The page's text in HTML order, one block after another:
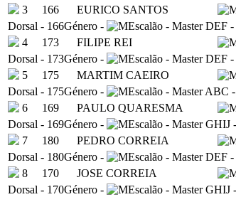
3
166 EURICO SANTOS
Dorsal - 166Género - Escalão - Master DEF
4
173 FILIPE REI
Dorsal - 173Género - Escalão - Master DEF
5
175 MARTIM CAEIRO
Dorsal - 175Género - Escalão - Master ABC
6
169 PAULO QUARESMA
Dorsal - 169Género - Escalão - Master GHIJ
7
180 PEDRO CORREIA
Dorsal - 180Género - Escalão - Master DEF
8
170 JOSE CORREIA
Dorsal - 170Género - Escalão - Master GHIJ